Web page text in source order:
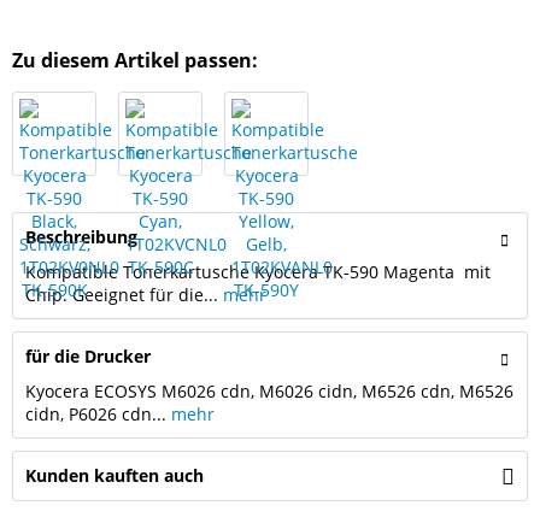
Zu diesem Artikel passen:
Beschreibung
Kompatible Tonerkartusche Kyocera TK-590 Magenta mit
Chip. Geeignet für die... mehr
für die Drucker
Kyocera ECOSYS M6026 cdn, M6026 cidn, M6526 cdn, M6526
cidn, P6026 cdn... mehr
Kunden kauften auch